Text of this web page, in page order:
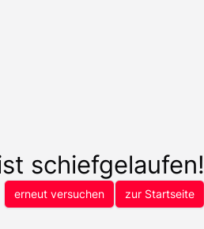
schiefgelaufen!
erneut versuchen zur Startseite